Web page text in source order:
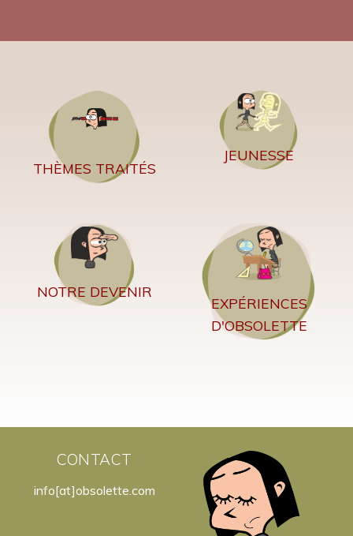
THÈMES TRAITÉS
JEUNESSE
NOTRE DEVENIR
EXPÉRIENCES
D'OBSOLETTE
CONTACT
info[at]obsolette.com